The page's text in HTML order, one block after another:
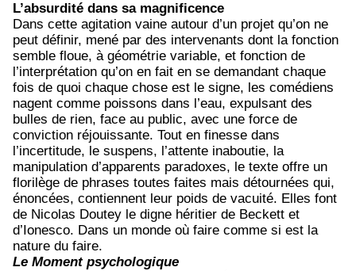
L’absurdité dans sa magnificence
Dans cette agitation vaine autour d’un projet qu’on ne
peut définir, mené par des intervenants dont la fonction
semble floue, à géométrie variable, et fonction de
l’interprétation qu’on en fait en se demandant chaque
fois de quoi chaque chose est le signe, les comédiens
nagent comme poissons dans l’eau, expulsant des
bulles de rien, face au public, avec une force de
conviction réjouissante. Tout en finesse dans
l’incertitude, le suspens, l’attente inaboutie, la
manipulation d’apparents paradoxes, le texte offre un
florilège de phrases toutes faites mais détournées qui,
énoncées, contiennent leur poids de vacuité. Elles font
de Nicolas Doutey le digne héritier de Beckett et
d’Ionesco. Dans un monde où faire comme si est la
nature du faire.
Le Moment psychologique